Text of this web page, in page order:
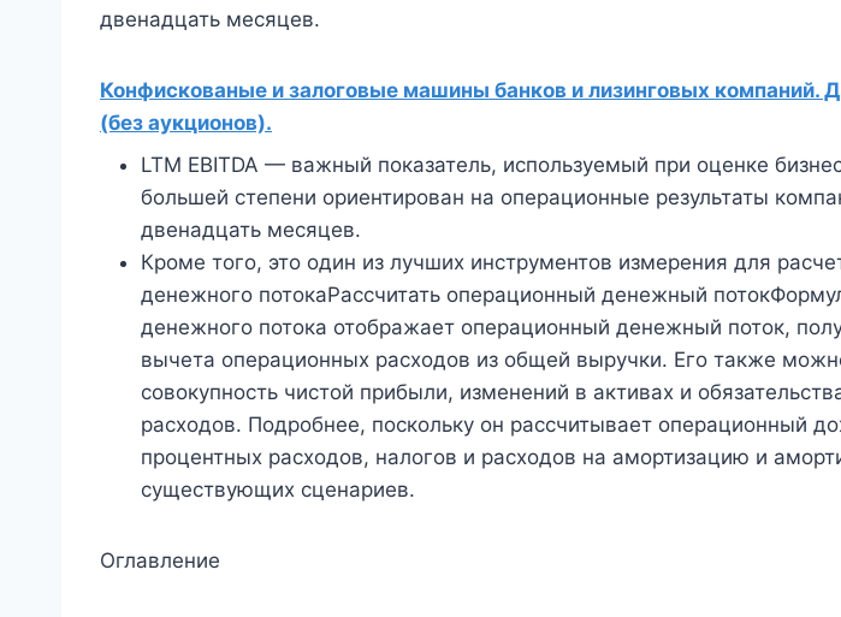
двенадцать месяцев.
Конфискованые и залоговые машины банков и лизинговых компаний.
(без аукционов).
LTM EBITDA — важный показатель, используемый при оценке
большей степени ориентирован на операционные результаты
двенадцать месяцев.
Кроме того, это один из лучших инструментов измерения для
денежного потокаРассчитать операционный денежный
денежного потока отображает операционный денежный поток,
вычета операционных расходов из общей выручки. Его также
совокупность чистой прибыли, изменений в активах и
расходов. Подробнее, поскольку он рассчитывает операционный
процентных расходов, налогов и расходов на амортизацию и
существующих сценариев.
Оглавление